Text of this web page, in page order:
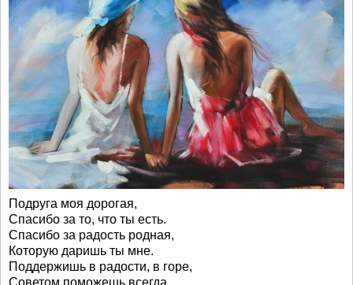
Подруга моя дорогая,
Спасибо за то, что ты есть.
Спасибо за радость родная,
Которую даришь ты мне.
Поддержишь в радости, в горе,